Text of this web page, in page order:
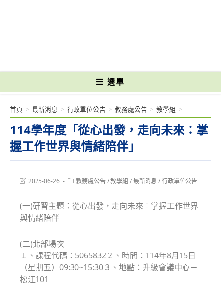
選單
114學年度「從心出發，走向未來：掌
握工作世界與情緒陪伴」
首頁 > 最新消息 > 行政單位公告 > 教務處公告 > 教學組 >
Post2025-06-26
Post教務處公告/教學組 /最新消息 /行政單位公告
(一)研習主題：從心出發，走向未來：掌握工作世界
與情緒陪伴
(二)北部場次
１、課程代碼：5065832２、時間：114年8月15日
（星期五）09:30~15:30３、地點：升級會議中心－
松江101